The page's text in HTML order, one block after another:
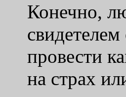
Конечно,
провести
на страх